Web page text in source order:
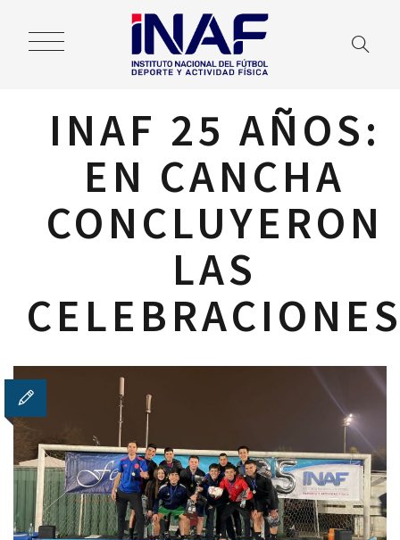
INAF 25 AÑOS:
EN CANCHA
CONCLUYERON
LAS